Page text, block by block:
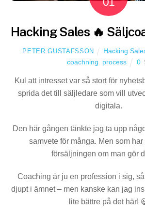
Hacking Sales 🔥
PETER GUSTAFSSON Hacking
coachning
process 0
Kul att intresset var så stort för
sprida det till säljledare som vill
digitala.
Den här gången tänkte jag ta upp
samvete för många. Men som har
försäljningen om man gör
Coaching är ju en profession i sig,
djupt i ämnet – men kanske kan jag
lite bättre på det här!